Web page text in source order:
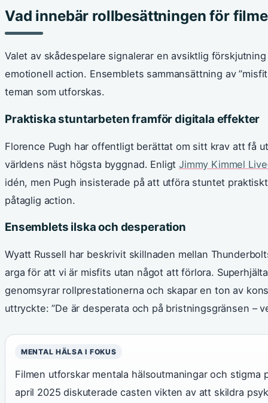
Vad innebär rollbesättningen för
Valet av skådespelare signalerar en avsiktlig
emotionell action. Ensemblets sammansättning av
teman som utforskas.
Praktiska stuntarbeten framför digitala effekter
Florence Pugh har offentligt berättat om sitt krav att få
världens näst högsta byggnad. EnligtJimmy Kimmel
idén, men Pugh insisterade på att utföra stuntet
påtaglig action.
Ensemblets ilska och desperation
Wyatt Russell har beskrivit skillnaden mellan
arga för att vi är misfits utan något att förlora.
genomsyrar rollprestationerna och skapar en ton av
uttryckte: ”De är desperata och på bristningsgränsen –
MENTAL HÄLSA I FOKUS
Filmen utforskar mentala hälsoutmaningar och
april 2025 diskuterade casten vikten av att skildra